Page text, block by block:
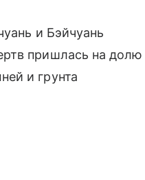
и Бэйчуань
пришлась на долю
и грунта